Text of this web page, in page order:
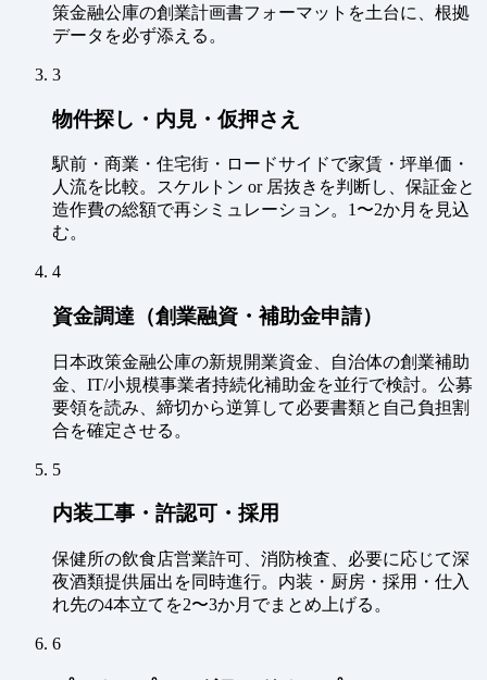
策金融公庫の創業計画書フォーマットを土台に、根拠
データを必ず添える。
3
物件探し・内見・仮押さえ
駅前・商業・住宅街・ロードサイドで家賃・坪単価・
人流を比較。スケルトン or 居抜きを判断し、保証金と
造作費の総額で再シミュレーション。1〜2か月を見込
む。
4
資金調達（創業融資・補助金申請）
日本政策金融公庫の新規開業資金、自治体の創業補助
金、IT/小規模事業者持続化補助金を並行で検討。公募
要領を読み、締切から逆算して必要書類と自己負担割
合を確定させる。
5
内装工事・許認可・採用
保健所の飲食店営業許可、消防検査、必要に応じて深
夜酒類提供届出を同時進行。内装・厨房・採用・仕入
れ先の4本立てを2〜3か月でまとめ上げる。
6